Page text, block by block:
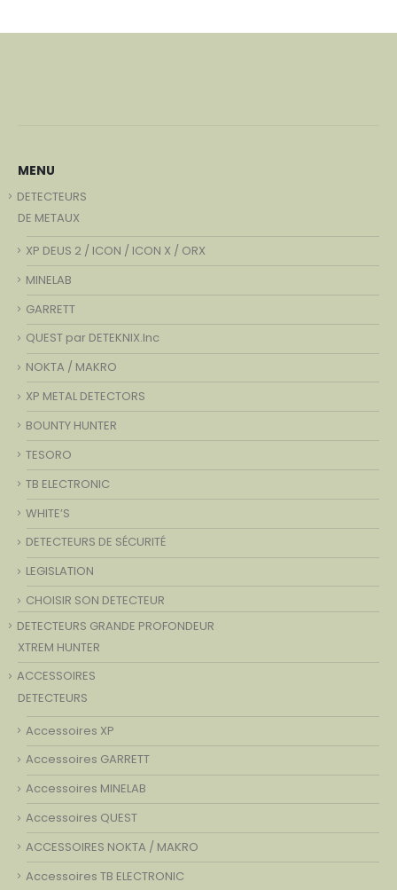
MENU
DETECTEURS
DE METAUX
XP DEUS 2 / ICON / ICON X / ORX
MINELAB
GARRETT
QUEST par DETEKNIX.Inc
NOKTA / MAKRO
XP METAL DETECTORS
BOUNTY HUNTER
TESORO
TB ELECTRONIC
WHITE’S
DETECTEURS DE SÉCURITÉ
LEGISLATION
CHOISIR SON DETECTEUR
DETECTEURS GRANDE PROFONDEUR
XTREM HUNTER
ACCESSOIRES
DETECTEURS
Accessoires XP
Accessoires GARRETT
Accessoires MINELAB
Accessoires QUEST
ACCESSOIRES NOKTA / MAKRO
Accessoires TB ELECTRONIC